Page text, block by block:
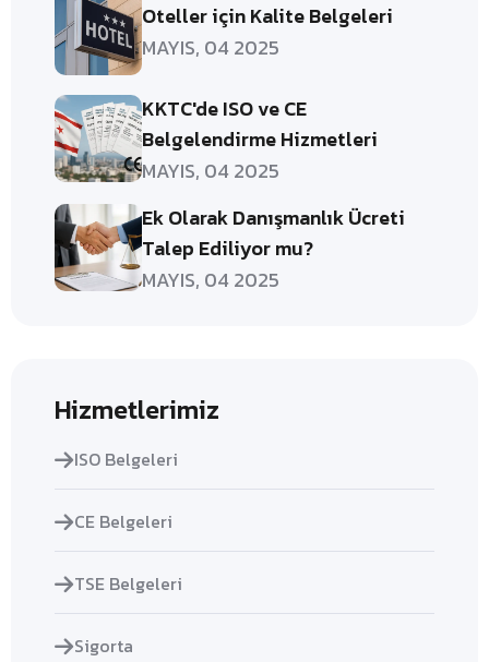
Oteller için Kalite Belgeleri
MAYIS, 04 2025
KKTC'de ISO ve CE
Belgelendirme Hizmetleri
MAYIS, 04 2025
Ek Olarak Danışmanlık Ücreti
Talep Ediliyor mu?
MAYIS, 04 2025
Hizmetlerimiz
ISO Belgeleri
CE Belgeleri
TSE Belgeleri
Sigorta